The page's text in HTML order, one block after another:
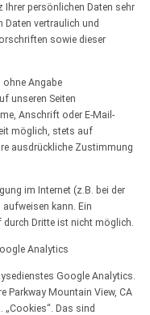
Ihrer persönlichen Daten sehr
Daten vertraulich und
sowie dieser
ohne Angabe
unseren Seiten
Anschrift oder E-Mail-
möglich, stets auf
ausdrückliche Zustimmung
im Internet (z.B. bei der
kann. Ein
durch Dritte ist nicht möglich.
Analytics
Google Analytics.
Parkway Mountain View, CA
„Cookies“. Das sind